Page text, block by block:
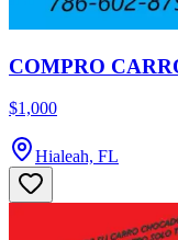
COMPRO
$1,000
Hialeah, FL